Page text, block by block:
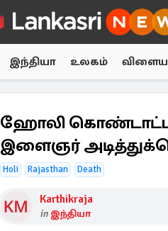
இந்தியா உலகம்
ஹோலி
இளைஞர்
Holi Rajasthan Death
Karthikraja
in இந்தியா